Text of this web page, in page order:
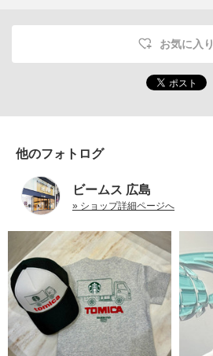
お気に入り
他のフォトログ
ビームス 広島
» ショップ詳細ページへ